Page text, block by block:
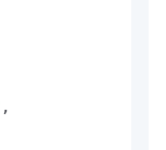
,